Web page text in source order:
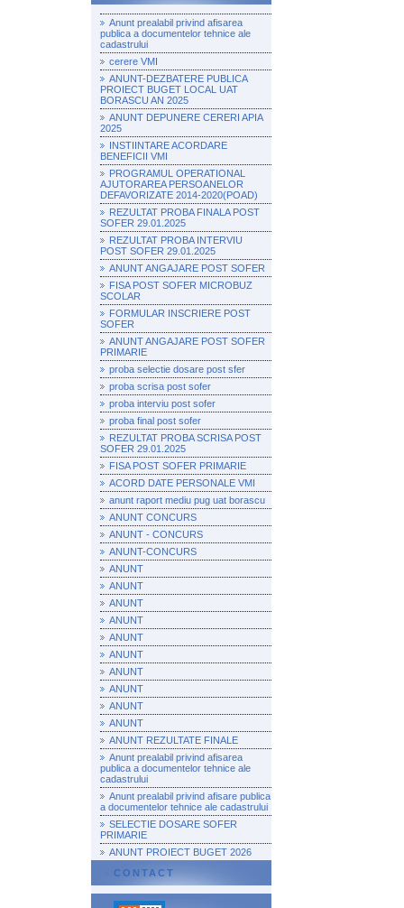
Anunt prealabil privind afisarea
publica a documentelor tehnice ale
cadastrului
cerere VMI
ANUNT-DEZBATERE PUBLICA
PROIECT BUGET LOCAL UAT
BORASCU AN 2025
ANUNT DEPUNERE CERERI APIA
2025
INSTIINTARE ACORDARE
BENEFICII VMI
PROGRAMUL OPERATIONAL
AJUTORAREA PERSOANELOR
DEFAVORIZATE 2014-2020(POAD)
REZULTAT PROBA FINALA POST
SOFER 29.01.2025
REZULTAT PROBA INTERVIU
POST SOFER 29.01.2025
ANUNT ANGAJARE POST SOFER
FISA POST SOFER MICROBUZ
SCOLAR
FORMULAR INSCRIERE POST
SOFER
ANUNT ANGAJARE POST SOFER
PRIMARIE
proba selectie dosare post sfer
proba scrisa post sofer
proba interviu post sofer
proba final post sofer
REZULTAT PROBA SCRISA POST
SOFER 29.01.2025
FISA POST SOFER PRIMARIE
ACORD DATE PERSONALE VMI
anunt raport mediu pug uat borascu
ANUNT CONCURS
ANUNT - CONCURS
ANUNT-CONCURS
ANUNT
ANUNT
ANUNT
ANUNT
ANUNT
ANUNT
ANUNT
ANUNT
ANUNT
ANUNT
ANUNT REZULTATE FINALE
Anunt prealabil privind afisarea
publica a documentelor tehnice ale
cadastrului
Anunt prealabil privind afisare publica
a documentelor tehnice ale cadastrului
SELECTIE DOSARE SOFER
PRIMARIE
ANUNT PROIECT BUGET 2026
CONTACT